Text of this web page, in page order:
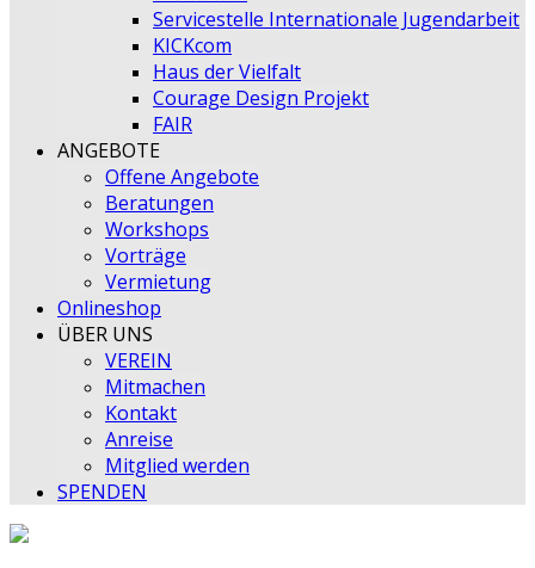
Servicestelle Internationale Jugendarbeit
KICKcom
Haus der Vielfalt
Courage Design Projekt
FAIR
ANGEBOTE
Offene Angebote
Beratungen
Workshops
Vorträge
Vermietung
Onlineshop
ÜBER UNS
VEREIN
Mitmachen
Kontakt
Anreise
Mitglied werden
SPENDEN